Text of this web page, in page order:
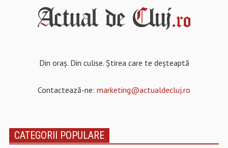
Din oraș. Din culise. Știrea care te deșteaptă
Contactează-ne: marketing@actualdecluj.ro
CATEGORII POPULARE